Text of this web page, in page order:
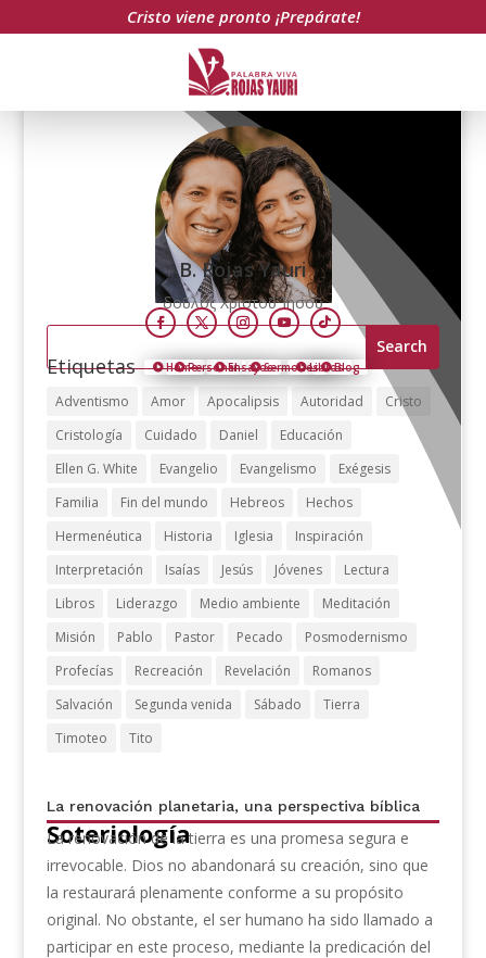
Cristo viene pronto ¡Prepárate!
B. Rojas Yauri
δοῦλος Χριστοῦ Ἰησοῦ
FollowFollowFollowFollowFollow
Search
HomePersonalEnsayosSermonesLibrosBlog
Etiquetas
Adventismo Amor Apocalipsis Autoridad
Cristo
Cristología
Cuidado Daniel
Educación
Ellen G. White
Evangelio Evangelismo
Exégesis
Familia
Fin del mundo Hebreos
Hechos
Hermenéutica
Historia Iglesia
Inspiración
Interpretación
Isaías Jesús Jóvenes
Lectura
Libros
Liderazgo Medio ambiente
Meditación
Misión
Pablo Pastor Pecado
Posmodernismo
Profecías
Recreación Revelación
Romanos
Salvación
Segunda venida Sábado
Tierra
Timoteo
Tito
Soteriología
La renovación planetaria, una perspectiva bíblica
La renovación de la tierra es una promesa segura e
irrevocable. Dios no abandonará su creación, sino que
la restaurará plenamente conforme a su propósito
original. No obstante, el ser humano ha sido llamado a
participar en este proceso, mediante la predicación del